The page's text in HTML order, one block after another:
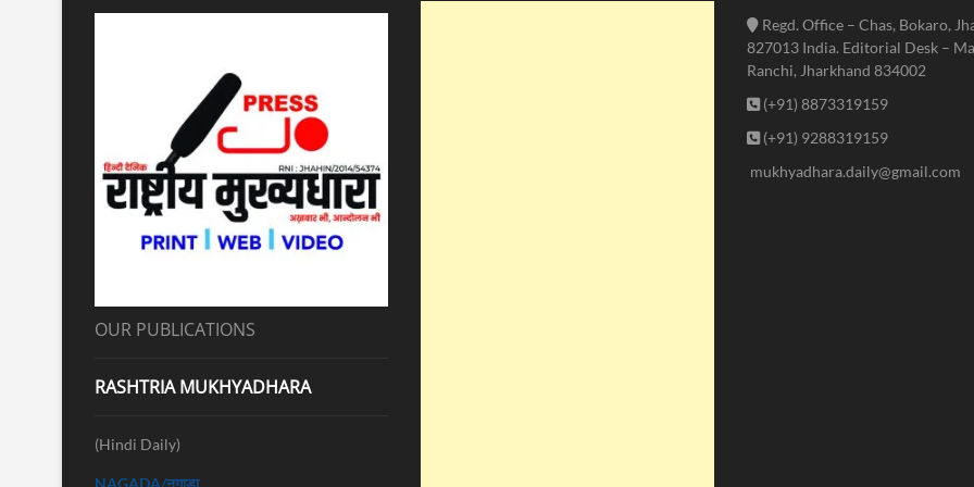
OUR PUBLICATIONS
RASHTRIA MUKHYADHARA
(Hindi Daily)
NAGADA/नगाड़ा
Regd. Office – Chas, Bokaro,
827013 India. Editorial Desk –
Ranchi, Jharkhand 834002
(+91) 8873319159
(+91) 9288319159
mukhyadhara.daily@gmail.com